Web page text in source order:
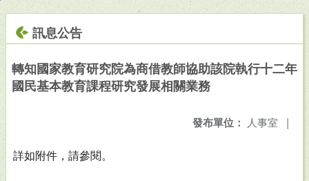
訊息公告
轉知國家教育研究院為商借教師協助該院執行十二年
國民基本教育課程研究發展相關業務
發布單位： 人事室 |
詳如附件，請參閱。